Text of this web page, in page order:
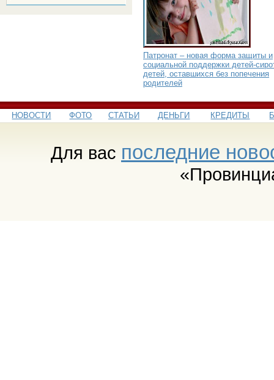
Патронат – новая форма защиты и
социальной поддержки детей-
детей, оставшихся без попечения
родителей
НОВОСТИ ФОТО СТАТЬИ ДЕНЬГИ КРЕДИТЫ
Для вас последние